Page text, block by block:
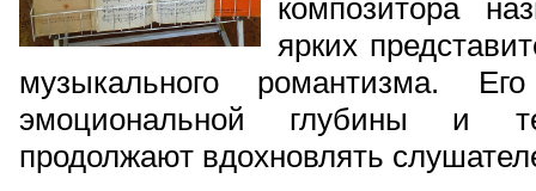
композитора
ярких
музыкального романтизма.
эмоциональной глубины и
продолжают вдохновлять